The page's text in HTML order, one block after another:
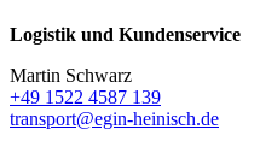
Logistik und Kundenservice
Martin Schwarz
+49 1522 4587 139
transport@egin-heinisch.de